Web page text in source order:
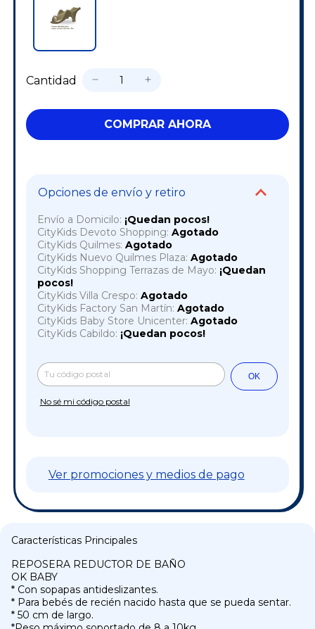
Cantidad
Opciones de envío y retiro
Envío a Domicilo: ¡Quedan pocos!
CityKids Devoto Shopping: Agotado
CityKids Quilmes: Agotado
CityKids Nuevo Quilmes Plaza: Agotado
CityKids Shopping Terrazas de Mayo: ¡Quedan
pocos!
CityKids Villa Crespo: Agotado
CityKids Factory San Martín: Agotado
CityKids Baby Store Unicenter: Agotado
CityKids Cabildo: ¡Quedan pocos!
Entregas para el CP: Cambiar CP
OK
No sé mi código postal
Ver promociones y medios de pago
Características Principales
REPOSERA REDUCTOR DE BAÑO
OK BABY
* Con sopapas antideslizantes.
* Para bebés de recién nacido hasta que se pueda sentar.
* 50 cm de largo.